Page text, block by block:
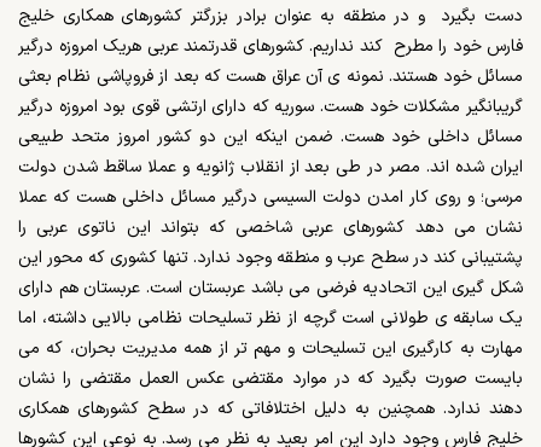
دست بگیرد و در منطقه به عنوان برادر بزرگتر کشورهای همکاری خلیج
فارس خود را مطرح کند نداریم. کشورهای قدرتمند عربی هریک امروزه درگیر
مسائل خود هستند. نمونه ی آن عراق هست که بعد از فروپاشی نظام بعثی
گریبانگیر مشکلات خود هست. سوریه که دارای ارتشی قوی بود امروزه درگیر
مسائل داخلی خود هست. ضمن اینکه این دو کشور امروز متحد طبیعی
ایران شده اند. مصر در طی بعد از انقلاب ژانویه و عملا ساقط شدن دولت
مرسی؛ و روی کار امدن دولت السیسی درگیر مسائل داخلی هست که عملا
نشان می دهد کشورهای عربی شاخصی که بتواند این ناتوی عربی را
پشتیبانی کند در سطح عرب و منطقه وجود ندارد. تنها کشوری که محور این
شکل گیری این اتحادیه فرضی می باشد عربستان است. عربستان هم دارای
یک سابقه ی طولانی است گرچه از نظر تسلیحات نظامی بالایی داشته، اما
مهارت به کارگیری این تسلیحات و مهم تر از همه مدیریت بحران، که می
بایست صورت بگیرد که در موارد مقتضی عکس العمل مقتضی را نشان
دهند ندارد. همچنین به دلیل اختلافاتی که در سطح کشورهای همکاری
خلیج فارس وجود دارد این امر بعید به نظر می رسد. به نوعی این کشورها